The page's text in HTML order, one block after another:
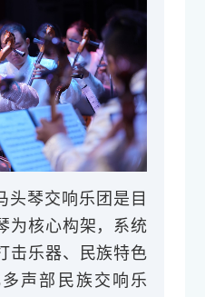
头琴交响乐团是目
为核心构架，系统
击乐器、民族特色
声部民族交响乐